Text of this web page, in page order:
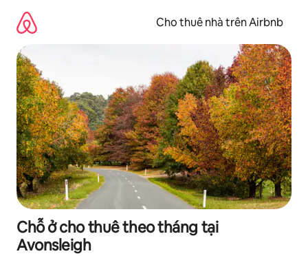
dung
Cho thuê nhà trên Airbnb
Chỗ ở cho thuê theo tháng tại
Avonsleigh